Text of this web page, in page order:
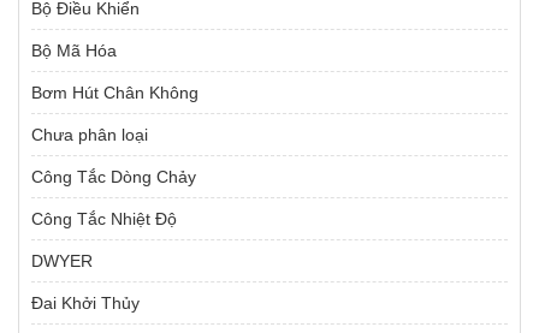
Bộ Điều Khiển
Bộ Mã Hóa
Bơm Hút Chân Không
Chưa phân loại
Công Tắc Dòng Chảy
Công Tắc Nhiệt Độ
DWYER
Đai Khởi Thủy